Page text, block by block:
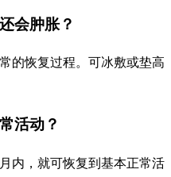
会肿胀？
的恢复过程。可冰敷或垫高
活动？
内，就可恢复到基本正常活